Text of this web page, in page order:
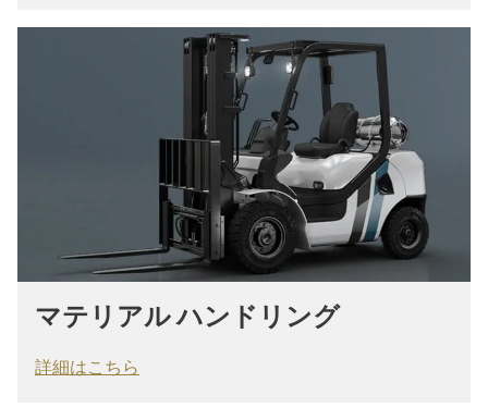
マテリアル ハンドリング
詳細はこちら